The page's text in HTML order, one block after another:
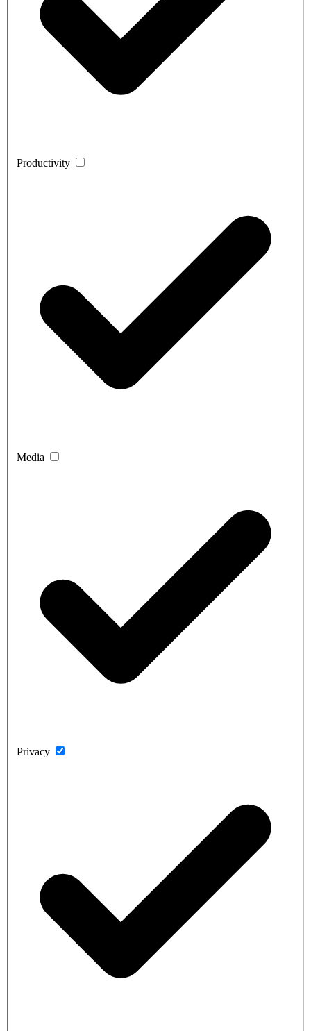
Productivity
Media
Privacy